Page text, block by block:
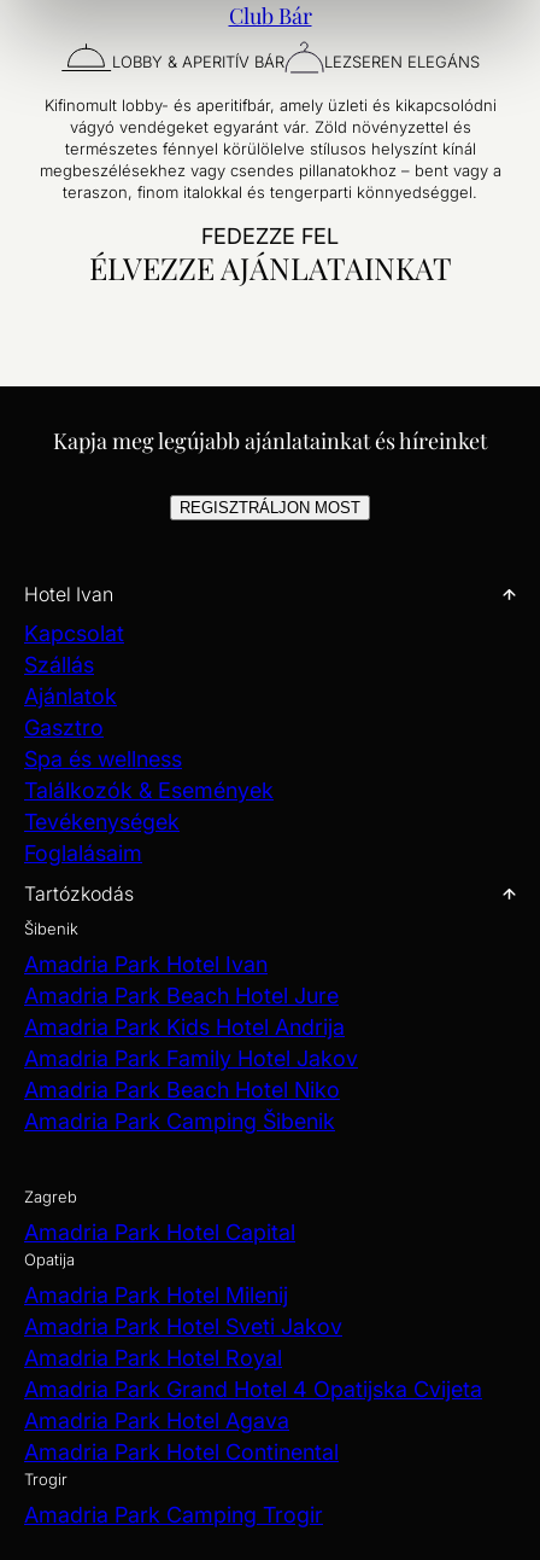
Club Bár
LOBBY & APERITÍV BÁR LEZSEREN ELEGÁNS
Kifinomult lobby- és aperitifbár, amely üzleti és kikapcsolódni
vágyó vendégeket egyaránt vár. Zöld növényzettel és
természetes fénnyel körülölelve stílusos helyszínt kínál
megbeszélésekhez vagy csendes pillanatokhoz – bent vagy a
teraszon, finom italokkal és tengerparti könnyedséggel.
FEDEZZE FEL
ÉLVEZZE AJÁNLATAINKAT
Kapja meg legújabb ajánlatainkat és híreinket
REGISZTRÁLJON MOST
Hotel Ivan
Kapcsolat
Szállás
Ajánlatok
Gasztro
Spa és wellness
Találkozók & Események
Tevékenységek
Foglalásaim
Tartózkodás
Šibenik
Amadria Park Hotel Ivan
Amadria Park Beach Hotel Jure
Amadria Park Kids Hotel Andrija
Amadria Park Family Hotel Jakov
Amadria Park Beach Hotel Niko
Amadria Park Camping Šibenik
Zagreb
Amadria Park Hotel Capital
Opatija
Amadria Park Hotel Milenij
Amadria Park Hotel Sveti Jakov
Amadria Park Hotel Royal
Amadria Park Grand Hotel 4 Opatijska Cvijeta
Amadria Park Hotel Agava
Amadria Park Hotel Continental
Trogir
Amadria Park Camping Trogir